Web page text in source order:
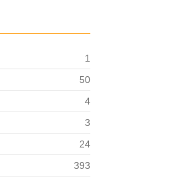
1
50
4
3
24
393